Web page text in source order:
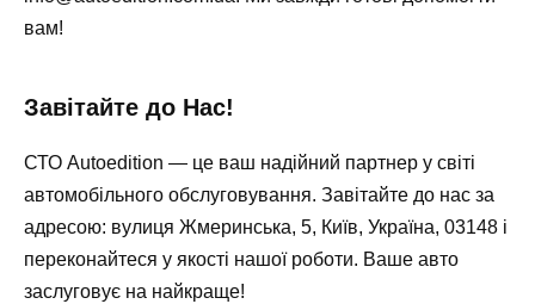
вам!
Завітайте до Нас!
СТО Autoedition — це ваш надійний партнер у світі
автомобільного обслуговування. Завітайте до нас за
адресою: вулиця Жмеринська, 5, Київ, Україна, 03148 і
переконайтеся у якості нашої роботи. Ваше авто
заслуговує на найкраще!